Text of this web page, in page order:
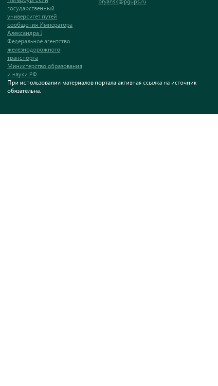
государственный
университет путей
сообщения Императора
Александра I
Федеральное агентство
железнодорожного
транспорта
Министерство образования
и науки РФ
При использовании материалов портала активная ссылка на источник
обязательна.